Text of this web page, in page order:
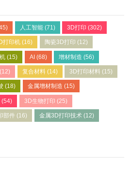
人工智能(71) 3D打印 (302)
打印机 (16) 陶瓷3D打印 (12)
(15) AI(68) 增材制造 (56)
(12) 复合材料(14) 3D打印材料 (15)
(18) 金属增材制造 (15)
(54) 3D生物打印 (25)
部件 (16) 金属3D打印技术(12)